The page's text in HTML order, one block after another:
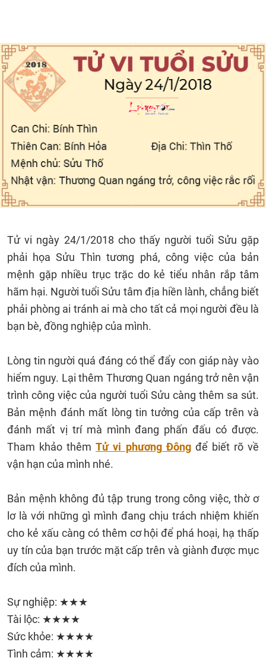
Tử vi ngày 24/1/2018 cho thấy người tuổi Sửu gặp
phải họa Sửu Thìn tương phá, công việc của bản
mệnh gặp nhiều trục trặc do kẻ tiểu nhân rắp tâm
hãm hại. Người tuổi Sửu tâm địa hiền lành, chẳng biết
phải phòng ai tránh ai mà cho tất cả mọi người đều là
bạn bè, đồng nghiệp của mình.
Lòng tin người quá đáng có thể đẩy con giáp này vào
hiểm nguy. Lại thêm Thương Quan ngáng trở nên vận
trình công việc của người tuổi Sửu càng thêm sa sút.
Bản mệnh đánh mất lòng tin tưởng của cấp trên và
đánh mất vị trí mà mình đang phấn đấu có được.
Tham khảo thêmTử vi phương Đôngđể biết rõ về
vận hạn của mình nhé.
Bản mệnh không đủ tập trung trong công việc, thờ ơ
lơ là với những gì mình đang chịu trách nhiệm khiến
cho kẻ xấu càng có thêm cơ hội để phá hoại, hạ thấp
uy tín của bạn trước mặt cấp trên và giành được mục
đích của mình.
Sự nghiệp: ★★★
Tài lộc: ★★★★
Sức khỏe: ★★★★
Tình cảm: ★★★★